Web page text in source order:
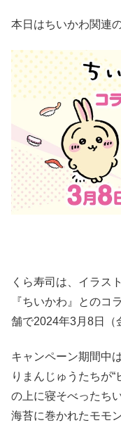
本日はちいかわ関連
くら寿司は、イラス
『ちいかわ』とのコ
舗で2024年3月8日（
キャンペーン期間中
りまんじゅうたちが“
の上に寝そべったち
海苔に巻かれたモモ